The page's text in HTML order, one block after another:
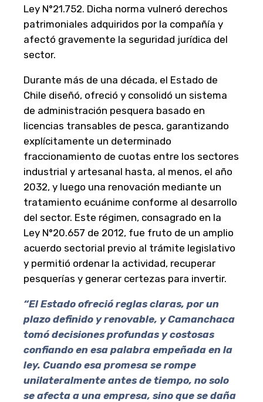
Ley N°21.752. Dicha norma vulneró derechos
patrimoniales adquiridos por la compañía y
afectó gravemente la seguridad jurídica del
sector.
Durante más de una década, el Estado de
Chile diseñó, ofreció y consolidó un sistema
de administración pesquera basado en
licencias transables de pesca, garantizando
explícitamente un determinado
fraccionamiento de cuotas entre los sectores
industrial y artesanal hasta, al menos, el año
2032, y luego una renovación mediante un
tratamiento ecuánime conforme al desarrollo
del sector. Este régimen, consagrado en la
Ley N°20.657 de 2012, fue fruto de un amplio
acuerdo sectorial previo al trámite legislativo
y permitió ordenar la actividad, recuperar
pesquerías y generar certezas para invertir.
“El Estado ofreció reglas claras, por un
plazo definido y renovable, y Camanchaca
tomó decisiones profundas y costosas
confiando en esa palabra empeñada en la
ley. Cuando esa promesa se rompe
unilateralmente antes de tiempo, no solo
se afecta a una empresa, sino que se daña